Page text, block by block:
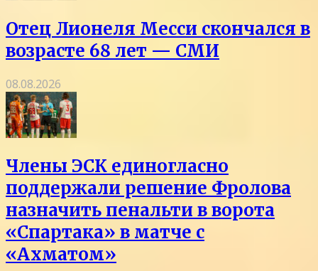
Отец Лионеля Месси скончался в
возрасте 68 лет — СМИ
08.08.2026
Члены ЭСК единогласно
поддержали решение Фролова
назначить пенальти в ворота
«Спартака» в матче с
«Ахматом»